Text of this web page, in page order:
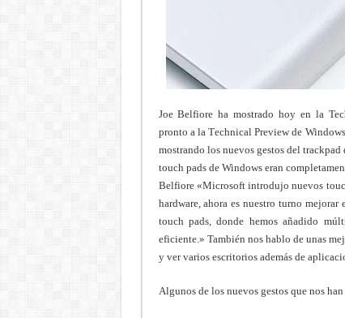
Joe Belfiore ha mostrado hoy en la
pronto a la Technical Preview de
mostrando los nuevos gestos del
touch pads de Windows eran
Belfiore «Microsoft introdujo nuevos
hardware, ahora es nuestro turno
touch pads, donde hemos añadido
eficiente.» También nos hablo de unas
y ver varios escritorios además de
Algunos de los nuevos gestos que nos